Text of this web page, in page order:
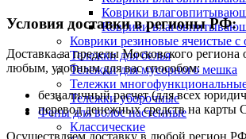
Коврики
Коврики
Коврики резиновые ячеистые с
Тележки для белья
Тележки для мусорного мешка
Тележки
Тележки уборочные
Фены для волос настенные
Классические
Условия доставки в регионы РФ:
Доставка за пределы Московского
любым, удобным для вас способом:
безналичный расчет (для всех
перевод денежных средств на карты